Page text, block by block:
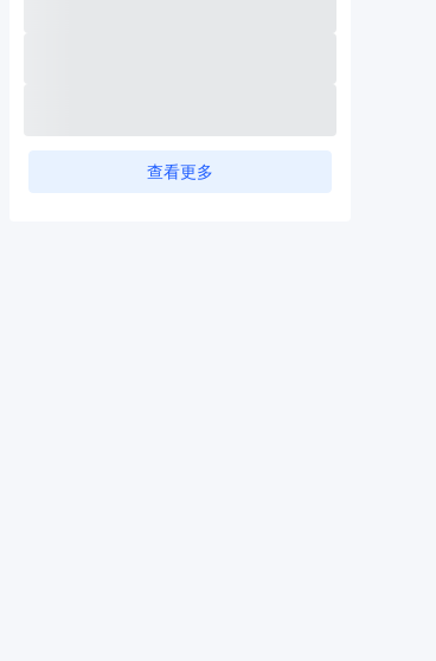
查看更多